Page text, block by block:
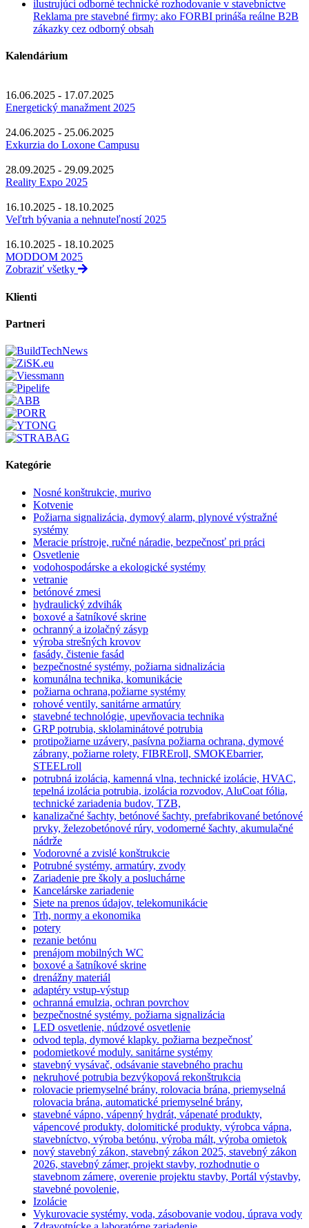
Reklama pre stavebné firmy: ako FORBI prináša reálne B2B
zákazky cez odborný obsah
Kalendárium
16.06.2025 - 17.07.2025
Energetický manažment 2025
24.06.2025 - 25.06.2025
Exkurzia do Loxone Campusu
28.09.2025 - 29.09.2025
Reality Expo 2025
16.10.2025 - 18.10.2025
Veľtrh bývania a nehnuteľností 2025
16.10.2025 - 18.10.2025
MODDOM 2025
Zobraziť všetky
Klienti
Partneri
Kategórie
Nosné konštrukcie, murivo
Kotvenie
Požiarna signalizácia, dymový alarm, plynové výstražné
systémy
Meracie prístroje, ručné náradie, bezpečnosť pri práci
Osvetlenie
vodohospodárske a ekologické systémy
vetranie
betónové zmesi
hydraulický zdvihák
boxové a šatníkové skrine
ochranný a izolačný zásyp
výroba strešných krovov
fasády, čistenie fasád
bezpečnostné systémy, požiarna sidnalizácia
komunálna technika, komunikácie
požiarna ochrana,požiarne systémy
rohové ventily, sanitárne armatúry
stavebné technológie, upevňovacia technika
GRP potrubia, sklolaminátové potrubia
protipožiarne uzávery, pasívna požiarna ochrana, dymové
zábrany, požiarne rolety, FIBREroll, SMOKEbarrier,
STEELroll
potrubná izolácia, kamenná vlna, technické izolácie, HVAC,
tepelná izolácia potrubia, izolácia rozvodov, AluCoat fólia,
technické zariadenia budov, TZB,
kanalizačné šachty, betónové šachty, prefabrikované betónové
prvky, železobetónové rúry, vodomerné šachty, akumulačné
nádrže
Vodorovné a zvislé konštrukcie
Potrubné systémy, armatúry, zvody
Zariadenie pre školy a posluchárne
Kancelárske zariadenie
Siete na prenos údajov, telekomunikácie
Trh, normy a ekonomika
potery
rezanie betónu
prenájom mobilných WC
boxové a šatníkové skrine
drenážny materiál
adaptéry vstup-výstup
ochranná emulzia, ochran povrchov
bezpečnostné systémy. požiarna signalizácia
LED osvetlenie, núdzové osvetlenie
odvod tepla, dymové klapky. požiarna bezpečnosť
podomietkové moduly. sanitárne systémy
stavebný vysávač, odsávanie stavebného prachu
nekruhové potrubia bezvýkopová rekonštrukcia
rolovacie priemyselné brány, rolovacia brána, priemyselná
rolovacia brána, automatické priemyselné brány,
stavebné vápno, vápenný hydrát, vápenaté produkty,
vápencové produkty, dolomitické produkty, výrobca vápna,
stavebníctvo, výroba betónu, výroba mált, výroba omietok
nový stavebný zákon, stavebný zákon 2025, stavebný zákon
2026, stavebný zámer, projekt stavby, rozhodnutie o
stavebnom zámere, overenie projektu stavby, Portál výstavby,
stavebné povolenie,
Izolácie
Vykurovacie systémy, voda, zásobovanie vodou, úprava vody